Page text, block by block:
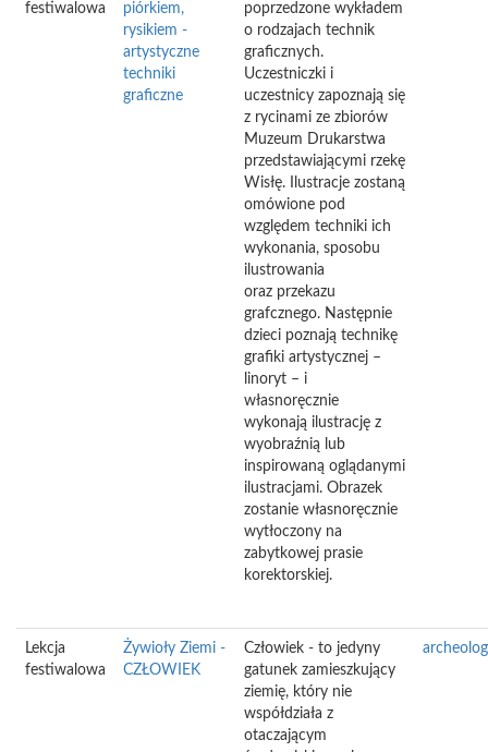
festiwalowa
piórkiem,
rysikiem -
artystyczne
techniki
graficzne
poprzedzone wykładem
o rodzajach technik
graficznych.
Uczestniczki i
uczestnicy zapoznają się
z rycinami ze zbiorów
Muzeum Drukarstwa
przedstawiającymi rzekę
Wisłę. Ilustracje zostaną
omówione pod
względem techniki ich
wykonania, sposobu
ilustrowania
oraz przekazu
grafcznego. Następnie
dzieci poznają technikę
grafiki artystycznej –
linoryt – i
własnoręcznie
wykonają ilustrację z
wyobraźnią lub
inspirowaną oglądanymi
ilustracjami. Obrazek
zostanie własnoręcznie
wytłoczony na
zabytkowej prasie
korektorskiej.
Lekcja
festiwalowa
Żywioły Ziemi -
CZŁOWIEK
Człowiek - to jedyny
gatunek zamieszkujący
ziemię, który nie
współdziała z
otaczającym